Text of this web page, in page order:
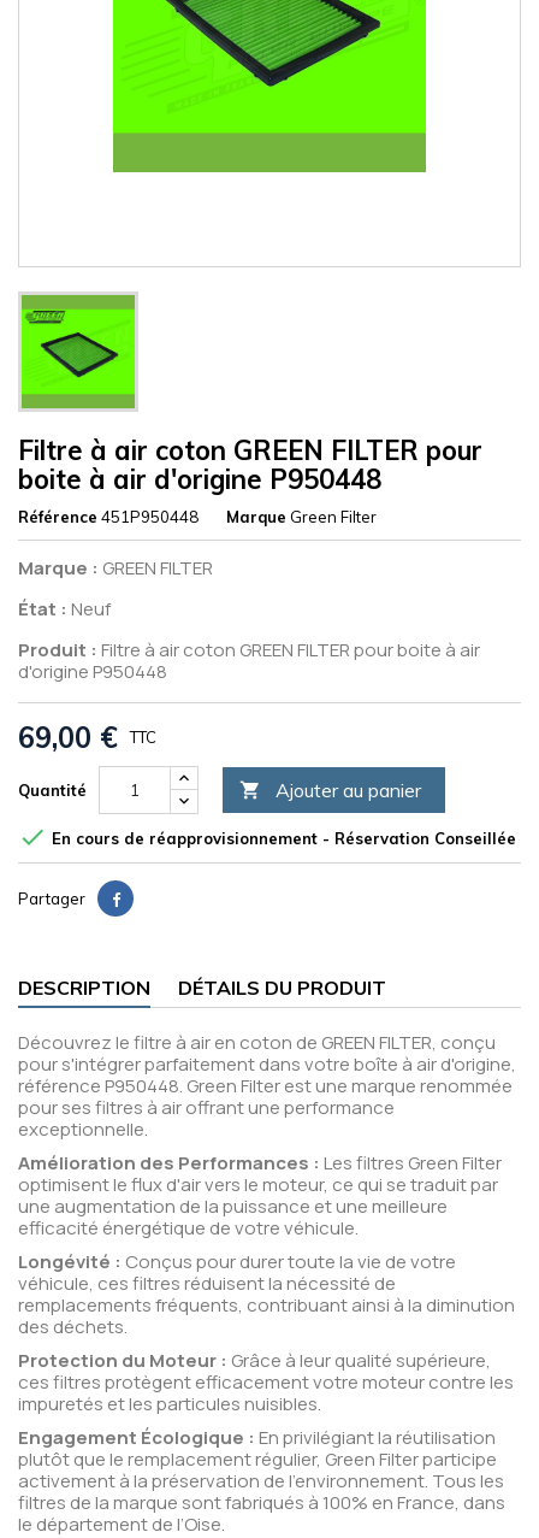
Filtre à air coton GREEN FILTER pour
boite à air d'origine P950448
Référence 451P950448 Marque Green Filter
Marque : GREEN FILTER
État : Neuf
Produit : Filtre à air coton GREEN FILTER pour boite à air
d'origine P950448
69,00 € TTC
Quantité  Ajouter au panier
 En cours de réapprovisionnement - Réservation Conseillée
Partager
DESCRIPTION DÉTAILS DU PRODUIT
Découvrez le filtre à air en coton de GREEN FILTER, conçu
pour s'intégrer parfaitement dans votre boîte à air d'origine,
référence P950448. Green Filter est une marque renommée
pour ses filtres à air offrant une performance
exceptionnelle.
Amélioration des Performances : Les filtres Green Filter
optimisent le flux d'air vers le moteur, ce qui se traduit par
une augmentation de la puissance et une meilleure
efficacité énergétique de votre véhicule.
Longévité : Conçus pour durer toute la vie de votre
véhicule, ces filtres réduisent la nécessité de
remplacements fréquents, contribuant ainsi à la diminution
des déchets.
Protection du Moteur : Grâce à leur qualité supérieure,
ces filtres protègent efficacement votre moteur contre les
impuretés et les particules nuisibles.
Engagement Écologique : En privilégiant la réutilisation
plutôt que le remplacement régulier, Green Filter participe
activement à la préservation de l'environnement. Tous les
filtres de la marque sont fabriqués à 100% en France, dans
le département de l’Oise.